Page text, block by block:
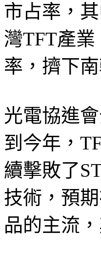
市占率，
灣TFT產
率，擠下
光電協進
到今年，
續擊敗了
技術，預
品的主流